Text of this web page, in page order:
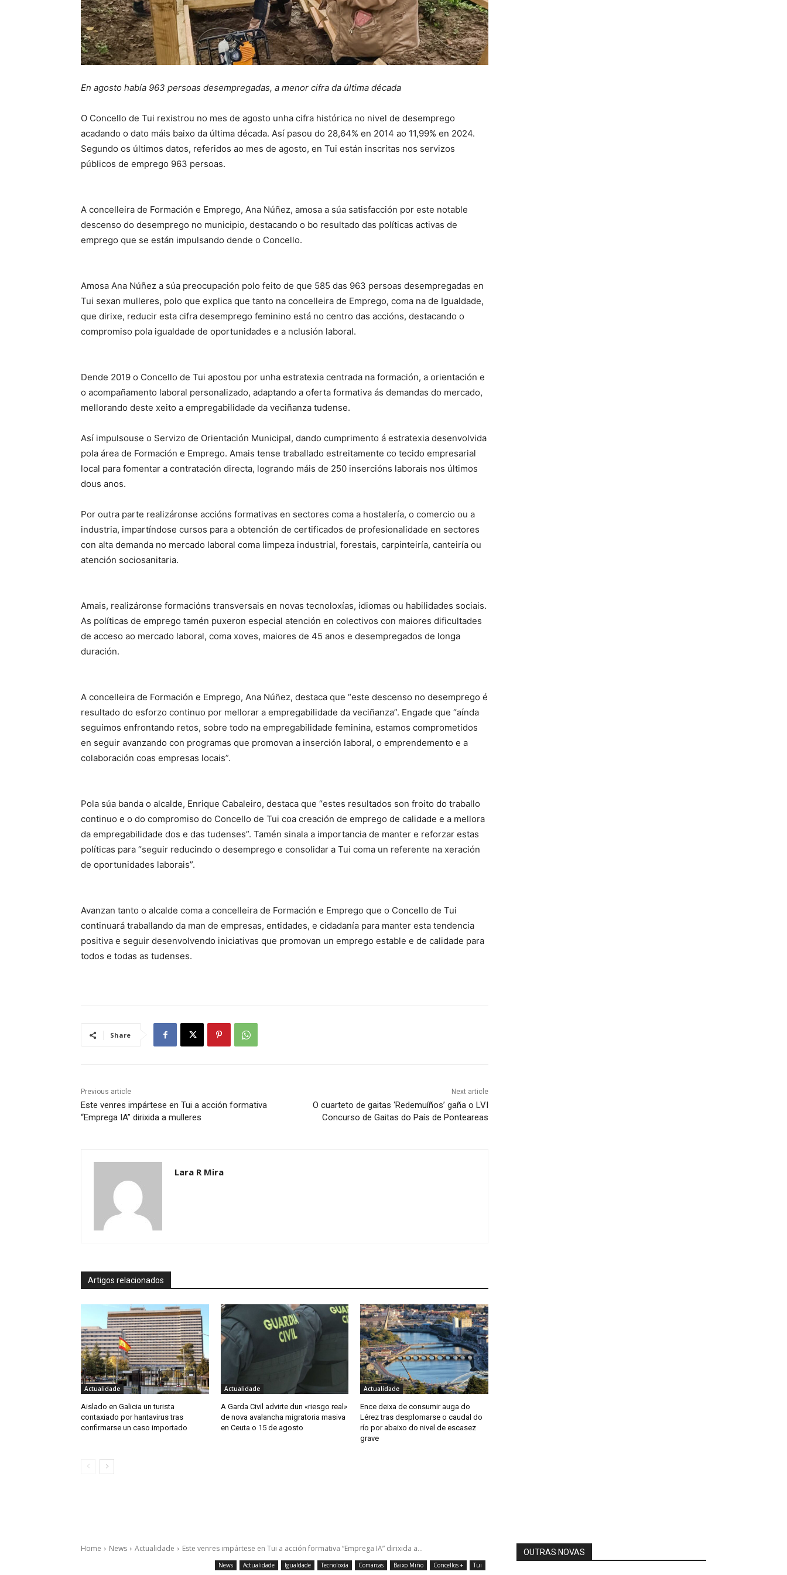
En agosto había 963 persoas desempregadas, a menor cifra da última década
O Concello de Tui rexistrou no mes de agosto unha cifra histórica no nivel de desemprego
acadando o dato máis baixo da última década. Así pasou do 28,64% en 2014 ao 11,99% en 2024.
Segundo os últimos datos, referidos ao mes de agosto, en Tui están inscritas nos servizos
públicos de emprego 963 persoas.
A concelleira de Formación e Emprego, Ana Núñez, amosa a súa satisfacción por este notable
descenso do desemprego no municipio, destacando o bo resultado das políticas activas de
emprego que se están impulsando dende o Concello.
Amosa Ana Núñez a súa preocupación polo feito de que 585 das 963 persoas desempregadas en
Tui sexan mulleres, polo que explica que tanto na concelleira de Emprego, coma na de Igualdade,
que dirixe, reducir esta cifra desemprego feminino está no centro das accións, destacando o
compromiso pola igualdade de oportunidades e a nclusión laboral.
Dende 2019 o Concello de Tui apostou por unha estratexia centrada na formación, a orientación e
o acompañamento laboral personalizado, adaptando a oferta formativa ás demandas do mercado,
mellorando deste xeito a empregabilidade da veciñanza tudense.
Así impulsouse o Servizo de Orientación Municipal, dando cumprimento á estratexia desenvolvida
pola área de Formación e Emprego. Amais tense traballado estreitamente co tecido empresarial
local para fomentar a contratación directa, logrando máis de 250 insercións laborais nos últimos
dous anos.
Por outra parte realizáronse accións formativas en sectores coma a hostalería, o comercio ou a
industria, impartíndose cursos para a obtención de certificados de profesionalidade en sectores
con alta demanda no mercado laboral coma limpeza industrial, forestais, carpinteiría, canteiría ou
atención sociosanitaria.
Amais, realizáronse formacións transversais en novas tecnoloxías, idiomas ou habilidades sociais.
As políticas de emprego tamén puxeron especial atención en colectivos con maiores dificultades
de acceso ao mercado laboral, coma xoves, maiores de 45 anos e desempregados de longa
duración.
A concelleira de Formación e Emprego, Ana Núñez, destaca que “este descenso no desemprego é
resultado do esforzo continuo por mellorar a empregabilidade da veciñanza”. Engade que “aínda
seguimos enfrontando retos, sobre todo na empregabilidade feminina, estamos comprometidos
en seguir avanzando con programas que promovan a inserción laboral, o emprendemento e a
colaboración coas empresas locais”.
Pola súa banda o alcalde, Enrique Cabaleiro, destaca que “estes resultados son froito do traballo
continuo e o do compromiso do Concello de Tui coa creación de emprego de calidade e a mellora
da empregabilidade dos e das tudenses”. Tamén sinala a importancia de manter e reforzar estas
políticas para “seguir reducindo o desemprego e consolidar a Tui coma un referente na xeración
de oportunidades laborais”.
Avanzan tanto o alcalde coma a concelleira de Formación e Emprego que o Concello de Tui
continuará traballando da man de empresas, entidades, e cidadanía para manter esta tendencia
positiva e seguir desenvolvendo iniciativas que promovan un emprego estable e de calidade para
todos e todas as tudenses.
Share
Previous article
Este venres impártese en Tui a acción formativa
“Emprega IA” dirixida a mulleres
Next article
O cuarteto de gaitas ‘Redemuíños’ gaña o LVI
Concurso de Gaitas do País de Ponteareas
Lara R Mira
Artigos relacionados
Actualidade
Aislado en Galicia un turista
contaxiado por hantavirus tras
confirmarse un caso importado
Actualidade
A Garda Civil advirte dun «riesgo real»
de nova avalancha migratoria masiva
en Ceuta o 15 de agosto
Actualidade
Ence deixa de consumir auga do
Lérez tras desplomarse o caudal do
río por abaixo do nivel de escasez
grave